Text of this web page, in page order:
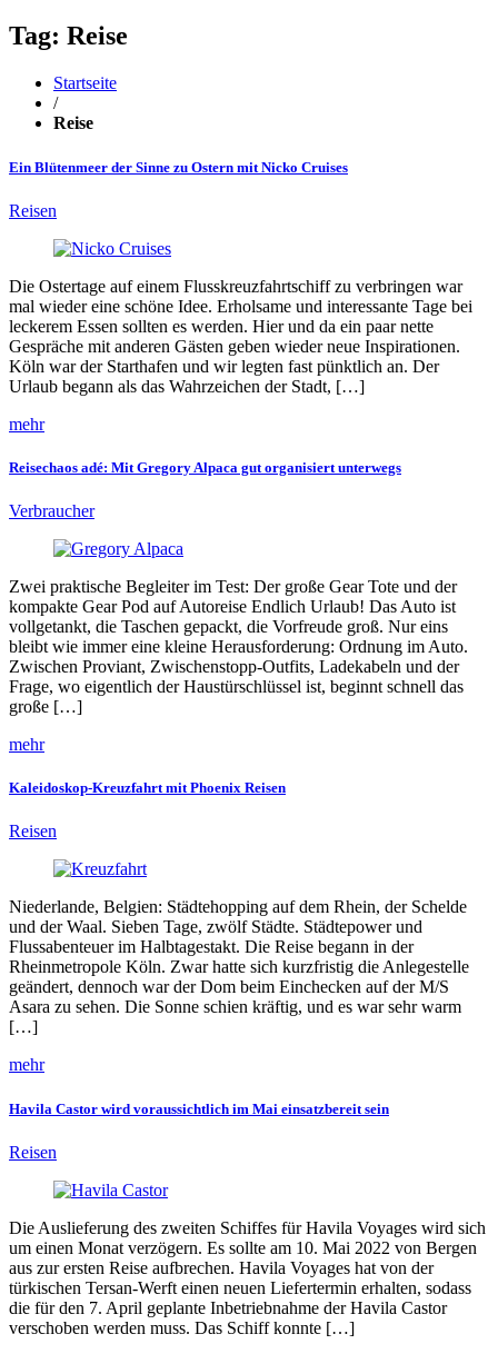
Tag: Reise
Startseite
/
Reise
Ein Blütenmeer der Sinne zu Ostern mit Nicko Cruises
Reisen
Die Ostertage auf einem Flusskreuzfahrtschiff zu verbringen war
mal wieder eine schöne Idee. Erholsame und interessante Tage bei
leckerem Essen sollten es werden. Hier und da ein paar nette
Gespräche mit anderen Gästen geben wieder neue Inspirationen.
Köln war der Starthafen und wir legten fast pünktlich an. Der
Urlaub begann als das Wahrzeichen der Stadt, […]
mehr
Reisechaos adé: Mit Gregory Alpaca gut organisiert unterwegs
Verbraucher
Zwei praktische Begleiter im Test: Der große Gear Tote und der
kompakte Gear Pod auf Autoreise Endlich Urlaub! Das Auto ist
vollgetankt, die Taschen gepackt, die Vorfreude groß. Nur eins
bleibt wie immer eine kleine Herausforderung: Ordnung im Auto.
Zwischen Proviant, Zwischenstopp-Outfits, Ladekabeln und der
Frage, wo eigentlich der Haustürschlüssel ist, beginnt schnell das
große […]
mehr
Kaleidoskop-Kreuzfahrt mit Phoenix Reisen
Reisen
Niederlande, Belgien: Städtehopping auf dem Rhein, der Schelde
und der Waal. Sieben Tage, zwölf Städte. Städtepower und
Flussabenteuer im Halbtagestakt. Die Reise begann in der
Rheinmetropole Köln. Zwar hatte sich kurzfristig die Anlegestelle
geändert, dennoch war der Dom beim Einchecken auf der M/S
Asara zu sehen. Die Sonne schien kräftig, und es war sehr warm
[…]
mehr
Havila Castor wird voraussichtlich im Mai einsatzbereit sein
Reisen
Die Auslieferung des zweiten Schiffes für Havila Voyages wird sich
um einen Monat verzögern. Es sollte am 10. Mai 2022 von Bergen
aus zur ersten Reise aufbrechen. Havila Voyages hat von der
türkischen Tersan-Werft einen neuen Liefertermin erhalten, sodass
die für den 7. April geplante Inbetriebnahme der Havila Castor
verschoben werden muss. Das Schiff konnte […]